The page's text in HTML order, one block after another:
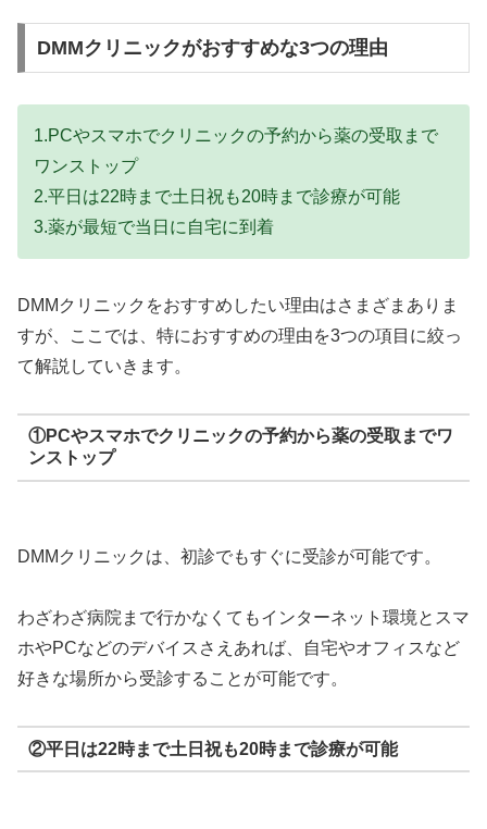
DMMクリニックがおすすめな3つの理由
1.PCやスマホでクリニックの予約から薬の受取まで
ワンストップ
2.平日は22時まで土日祝も20時まで診療が可能
3.薬が最短で当日に自宅に到着
DMMクリニックをおすすめしたい理由はさまざまありま
すが、ここでは、特におすすめの理由を3つの項目に絞っ
て解説していきます。
①PCやスマホでクリニックの予約から薬の受取までワ
ンストップ
DMMクリニックは、初診でもすぐに受診が可能です。
わざわざ病院まで行かなくてもインターネット環境とスマ
ホやPCなどのデバイスさえあれば、自宅やオフィスなど
好きな場所から受診することが可能です。
②平日は22時まで土日祝も20時まで診療が可能